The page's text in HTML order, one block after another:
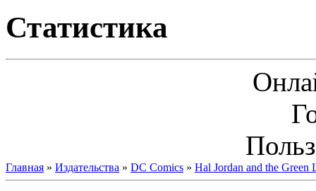
Статистика
Главная » Издательства » DC Comics » Hal Jordan and the Green